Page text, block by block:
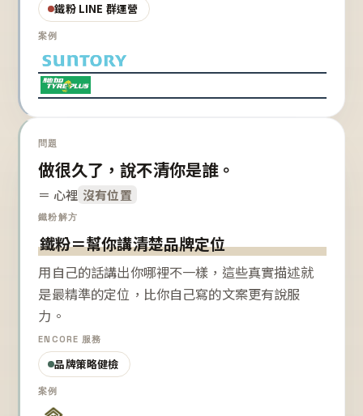
鐵粉 LINE 群運營
案例
問題
做很久了，說不清你是誰。
＝ 心裡 沒有位置
鐵粉解方
鐵粉＝幫你講清楚品牌定位
用自己的話講出你哪裡不一樣，這些真實描述就
是最精準的定位，比你自己寫的文案更有說服
力。
ENCORE 服務
品牌策略健檢
案例